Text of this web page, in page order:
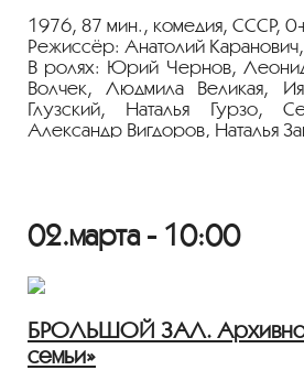
«ПЕРСОНА. Владимир
1976, 87 мин., комедия, СССР,
Режиссёр: Анатолий
В ролях: Юрий Чернов,
Волчек, Людмила Великая,
Глузский, Наталья Гурзо,
Александр Вигдоров, Наталья
По пьесе "Клоп" и сценарию
объемной
известный сценарист Алексей
политиканство и бытовое
Показ пройдёт с плёнки 35
Госфильмофонда России.
02.марта - 10:00
БРОЛЬШОЙ ЗАЛ.
семьи»